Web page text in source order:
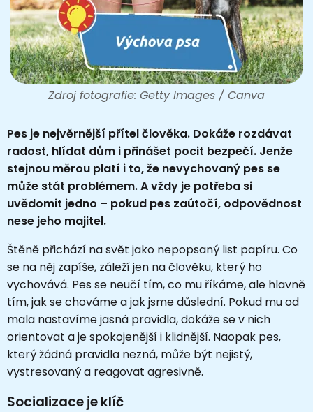
Zdroj fotografie: Getty Images / Canva
Pes je nejvěrnější přítel člověka. Dokáže rozdávat
radost, hlídat dům i přinášet pocit bezpečí. Jenže
stejnou měrou platí i to, že nevychovaný pes se
může stát problémem. A vždy je potřeba si
uvědomit jedno – pokud pes zaútočí, odpovědnost
nese jeho majitel.
Štěně přichází na svět jako nepopsaný list papíru. Co
se na něj zapíše, záleží jen na člověku, který ho
vychovává. Pes se neučí tím, co mu říkáme, ale hlavně
tím, jak se chováme a jak jsme důslední. Pokud mu od
mala nastavíme jasná pravidla, dokáže se v nich
orientovat a je spokojenější i klidnější. Naopak pes,
který žádná pravidla nezná, může být nejistý,
vystresovaný a reagovat agresivně.
Socializace je klíč